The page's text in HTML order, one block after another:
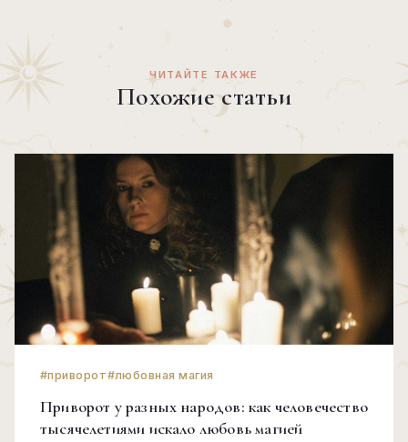
ЧИТАЙТЕ ТАКЖЕ
Похожие статьи
#приворот#любовная магия
Приворот у разных народов: как человечество
тысячелетиями искало любовь магией